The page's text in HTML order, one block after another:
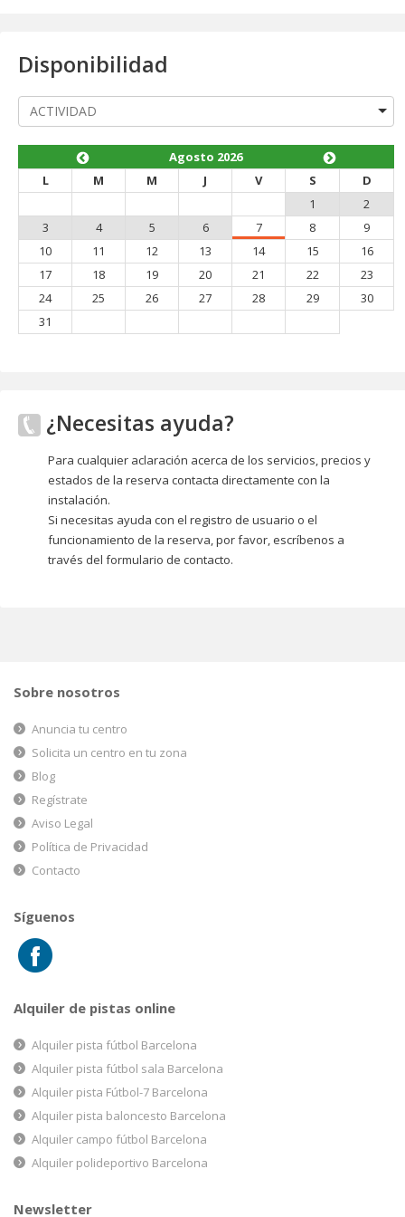
Disponibilidad
Agosto 2026
L
M M J V S
D
1
2
3
4 5 6 7 8
9
10
11 12 13 14 15
16
17
18 19 20 21 22
23
24
25 26 27 28 29
30
31
¿Necesitas ayuda?
Para cualquier aclaración acerca de los servicios, precios y
estados de la reserva contacta directamente con la
instalación.
Si necesitas ayuda con el registro de usuario o el
funcionamiento de la reserva, por favor, escríbenos a
través del formulario de contacto.
Sobre nosotros
Anuncia tu centro
Solicita un centro en tu zona
Blog
Regístrate
Aviso Legal
Política de Privacidad
Contacto
Síguenos
Alquiler de pistas online
Alquiler pista fútbol Barcelona
Alquiler pista fútbol sala Barcelona
Alquiler pista Fútbol-7 Barcelona
Alquiler pista baloncesto Barcelona
Alquiler campo fútbol Barcelona
Alquiler polideportivo Barcelona
Newsletter